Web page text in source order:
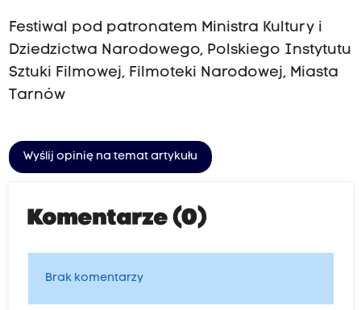
Festiwal pod patronatem Ministra Kultury i
Dziedzictwa Narodowego, Polskiego Instytutu
Sztuki Filmowej, Filmoteki Narodowej, Miasta
Tarnów
Wyślij opinię na temat artykułu
Komentarze (0)
Brak komentarzy